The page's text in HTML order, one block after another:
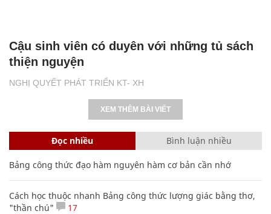
NGHỊ QUYẾT PHÁT TRIỂN KT- XH
Cậu sinh viên có duyên với những tủ sách
thiện nguyện
XEM THÊM BÀI VIẾT
Đọc nhiều Bình luận nhiều
Bảng công thức đạo hàm nguyên hàm cơ bản cần nhớ
Cách học thuộc nhanh Bảng công thức lượng giác bằng thơ,
"thần chú"
17